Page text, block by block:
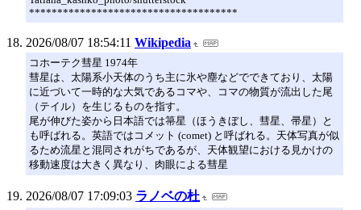
*************************************
2026/08/07 18:54:11 Wikipedia
コホーテク彗星 1974年
彗星は、太陽系小天体のうち主に氷や塵などでできており、太陽
に近づいて一時的な大気であるコマや、コマの物質が流出した尾
（テイル）を生じるものを指す。
尾が伸びた姿から日本語では箒星（ほうきぼし、彗星、帚星）と
も呼ばれる。英語ではコメット (comet) と呼ばれる。天体写真が似
るため流星と混同されがちであるが、天体観望における見かけの
移動速度は大きく異なり、肉眼による彗星
2026/08/07 17:09:03 ラノベの杜